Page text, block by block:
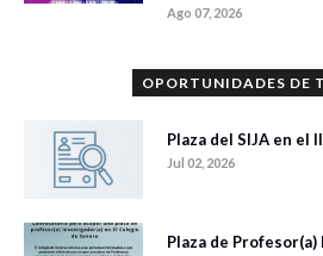
Ago 07, 2026
OPORTUNIDADES DE
Plaza del SIJA en el
Jul 02, 2026
Plaza de